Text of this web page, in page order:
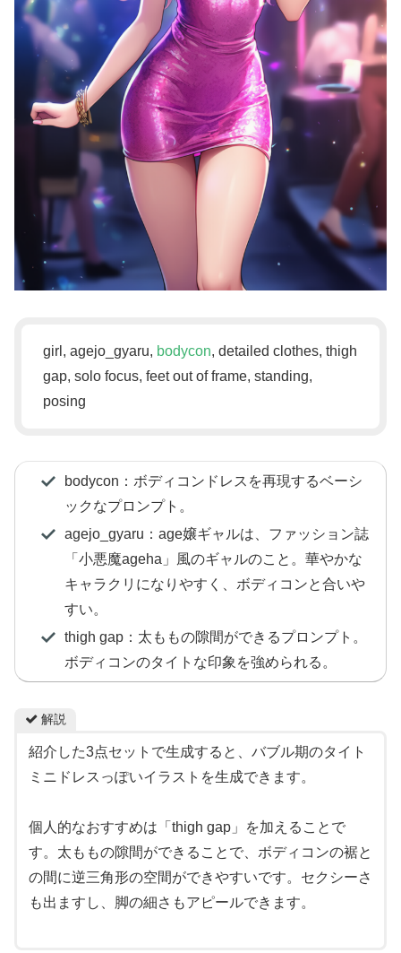
girl, agejo_gyaru, bodycon, detailed clothes, thigh
gap, solo focus, feet out of frame, standing,
posing
bodycon：ボディコンドレスを再現するベーシ
ックなプロンプト。
agejo_gyaru：age嬢ギャルは、ファッション誌
「小悪魔ageha」風のギャルのこと。華やかな
キャラクリになりやすく、ボディコンと合いや
すい。
thigh gap：太ももの隙間ができるプロンプト。
ボディコンのタイトな印象を強められる。
解説
紹介した3点セットで生成すると、バブル期のタイト
ミニドレスっぽいイラストを生成できます。
個人的なおすすめは「thigh gap」を加えることで
す。太ももの隙間ができることで、ボディコンの裾と
の間に逆三角形の空間ができやすいです。セクシーさ
も出ますし、脚の細さもアピールできます。